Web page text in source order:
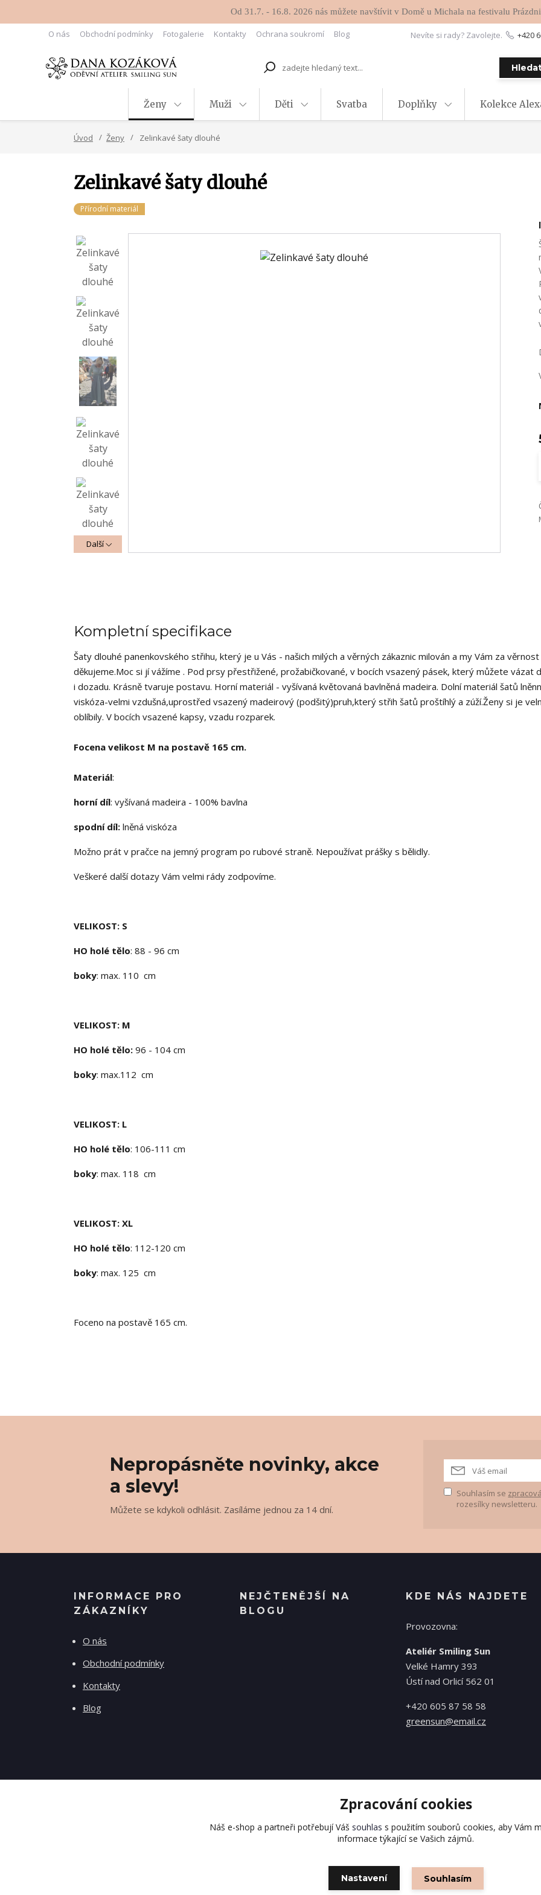
Od 31.7. - 16.8. 2026 nás můžete navštívit v Domě u Michala na festivalu
O nás Obchodní podmínky Fotogalerie Kontakty Ochrana soukromí Blog Nevíte si rady? Zavolejte. +420
Ženy Muži Děti Svatba Doplňky Kolekce
Úvod Ženy Zelinkavé šaty dlouhé
Zelinkavé šaty dlouhé
Přírodní materiál
Další
Kompletní specifikace
Šaty dlouhé panenkovského střihu, který je u Vás - našich milých a věrných zákaznic milován a my Vám za
děkujeme.Moc si jí vážíme . Pod prsy přestřižené, prožabičkované, v bocích vsazený pásek, který můžete vázat
i dozadu. Krásně tvaruje postavu. Horní materiál - vyšívaná květovaná bavlněná madeira. Dolní materiál šatů
viskóza-velmi vzdušná,uprostřed vsazený madeirový (podšitý)pruh,který střih šatů proštíhlý a zúží.Ženy si je
oblíbily. V bocích vsazené kapsy, vzadu rozparek.
Focena velikost M na postavě 165 cm.
Materiál:
horní díl: vyšívaná madeira - 100% bavlna
spodní díl: lněná viskóza
Možno prát v pračce na jemný program po rubové straně. Nepoužívat prášky s bělidly.
Veškeré další dotazy Vám velmi rády zodpovíme.
VELIKOST: S
HO holé tělo: 88 - 96 cm
boky: max. 110 cm
VELIKOST: M
HO holé tělo: 96 - 104 cm
boky: max.112 cm
VELIKOST: L
HO holé tělo: 106-111 cm
boky: max. 118 cm
VELIKOST: XL
HO holé tělo: 112-120 cm
boky: max. 125 cm
Foceno na postavě 165 cm.
Nepropásněte novinky, akce
a slevy!
Můžete se kdykoli odhlásit. Zasíláme jednou za 14 dní.
Souhlasím se
rozesílky newsletteru.
INFORMACE PRO
ZÁKAZNÍKY
O nás
Obchodní podmínky
Kontakty
Blog
NEJČTENĚJŠÍ NA
BLOGU
KDE NÁS NAJDETE
Provozovna:
Ateliér Smiling Sun
Velké Hamry 393
Ústí nad Orlicí 562 01
+420 605 87 58 58
greensun@email.cz
Zpracování cookies
Náš e-shop a partneři potřebují Váš souhlas s použitím souborů cookies, aby Vám
informace týkající se Vašich zájmů.
Nastavení Souhlasím